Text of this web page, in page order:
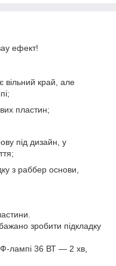
ефект!
вільний край, але
пластин;
під дизайн, у
з раббер основи,
зробити підкладку
лампі 36 ВТ — 2 хв,